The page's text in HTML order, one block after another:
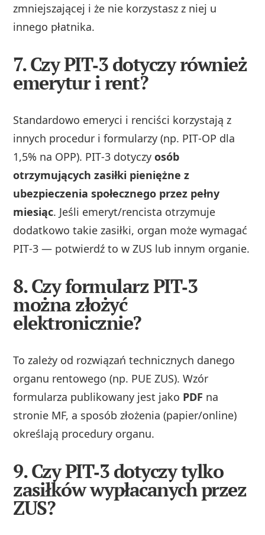
zmniejszającej i że nie korzystasz z niej u
innego płatnika.
7. Czy PIT‑3 dotyczy również
emerytur i rent?
Standardowo emeryci i renciści korzystają z
innych procedur i formularzy (np. PIT‑OP dla
1,5% na OPP). PIT‑3 dotyczyosób
otrzymujących zasiłki pieniężne z
ubezpieczenia społecznego przez pełny
miesiąc. Jeśli emeryt/rencista otrzymuje
dodatkowo takie zasiłki, organ może wymagać
PIT‑3 — potwierdź to w ZUS lub innym organie.
8. Czy formularz PIT‑3
można złożyć
elektronicznie?
To zależy od rozwiązań technicznych danego
organu rentowego (np. PUE ZUS). Wzór
formularza publikowany jest jako PDF na
stronie MF, a sposób złożenia (papier/online)
określają procedury organu.
9. Czy PIT‑3 dotyczy tylko
zasiłków wypłacanych przez
ZUS?